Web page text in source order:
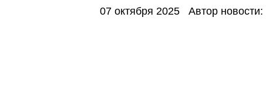
07 октября 2025 Автор новости: